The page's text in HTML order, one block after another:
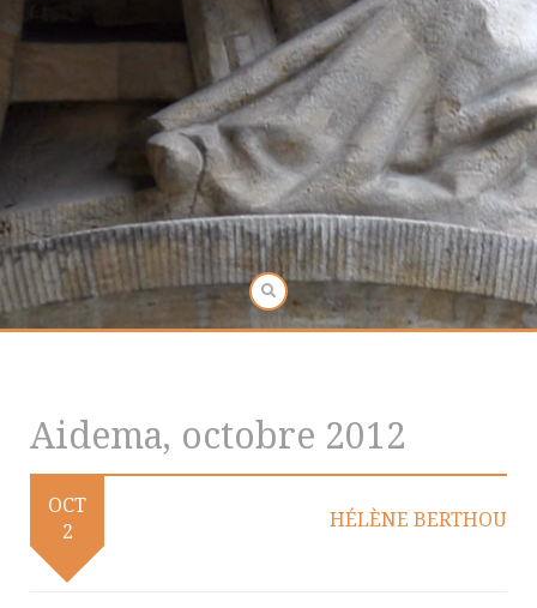
Aidema, octobre 2012
OCT
2
HÉLÈNE BERTHOU